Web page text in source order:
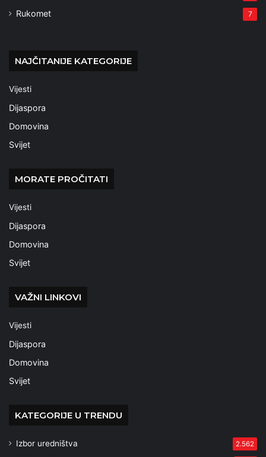
Rukomet 7
NAJČITANIJE KATEGORIJE
Vijesti
Dijaspora
Domovina
Svijet
MORATE PROČITATI
Vijesti
Dijaspora
Domovina
Svijet
VAŽNI LINKOVI
Vijesti
Dijaspora
Domovina
Svijet
KATEGORIJE U TRENDU
Izbor uredništva 2.562